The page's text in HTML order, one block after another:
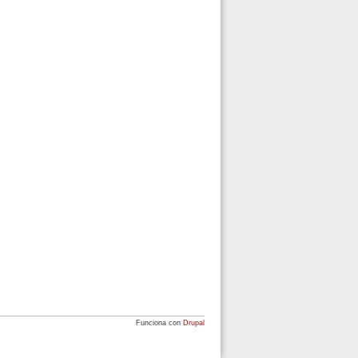
Funciona con Drupal